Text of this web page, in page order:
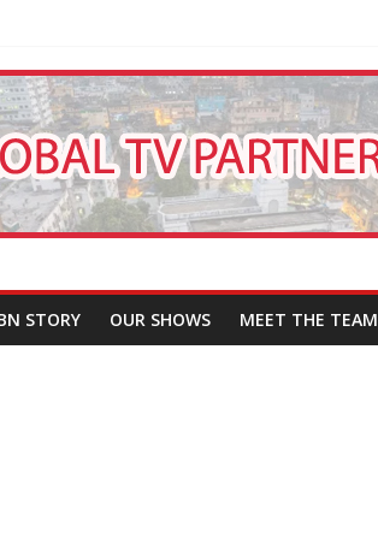
Justice
STORY OUR SHOWS MEET THE TEAM